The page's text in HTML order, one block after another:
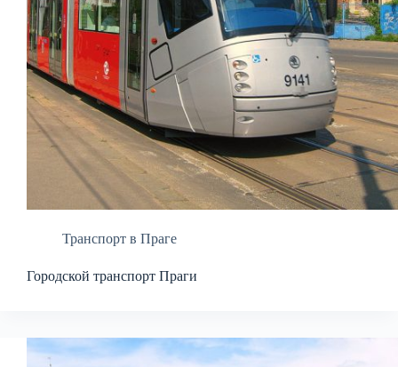
Транспорт в Праге
Городской транспорт Праги